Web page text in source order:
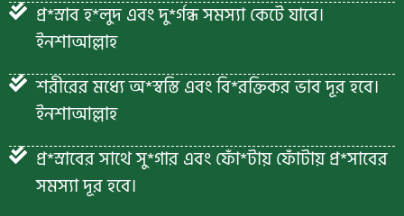
প্র*স্রাব হ*লুদ এবং দু*র্গন্ধ সমস্যা কেটে যাবে।
ইনশাআল্লাহ
শরীরের মধ্যে অ*স্বস্তি এবং বি*রক্তিকর ভাব দূর হবে।
ইনশাআল্লাহ
প্র*স্রাবের সাথে সু*গার এবং ফোঁ*টায় ফোঁটায় প্র*সাবের
সমস্যা দূর হবে।